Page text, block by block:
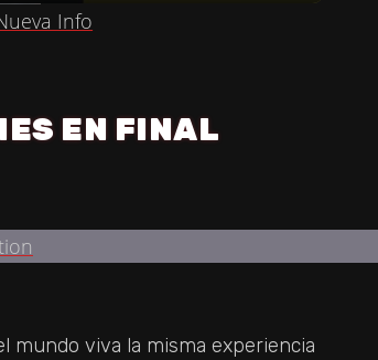
Info
EN FINAL
mundo viva la misma experiencia